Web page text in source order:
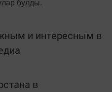
булды.
и интересным в
в